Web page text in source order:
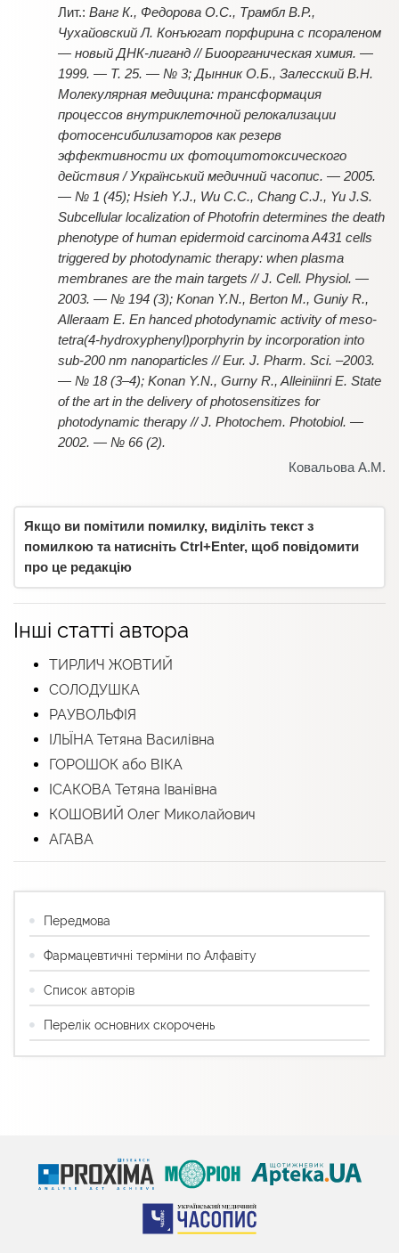
Ванг К., Федорова О.С., Трамбл В.Р.,
Чухайовский Л. Конъюгат порфирина с псораленом
— новый ДНК-лиганд // Биоорганическая химия. —
1999. — Т. 25. — № 3; Дынник О.Б., Залесский В.Н.
Молекулярная медицина: трансформация
процессов внутриклеточной релокализации
фотосенсибилизаторов как резерв
эффективности их фотоцитотоксического
действия / Український медичний часопис. — 2005.
— № 1 (45); Hsieh Y.J., Wu C.C., Chang C.J., Yu J.S.
Subcellular localization of Photofrin determines the death
phenotype of human epidermoid carcinoma A431 cells
triggered by photodynamic therapy: when plasma
membranes are the main targets // J. Cell. Physiol. —
2003. — № 194 (3); Konan Y.N., Berton M., Guniy R.,
Alleraam E. En hanced photodynamic activity of meso-
tetra(4-hydroxyphenyl)porphyrin by incorporation into
sub-200 nm nanoparticles // Eur. J. Pharm. Sci. –2003.
— № 18 (3–4); Konan Y.N., Gurny R., Alleiniinri E. State
of the art in the delivery of photosensitizes for
photodynamic therapy // J. Photochem. Photobiol. —
2002. — № 66 (2).
Ковальова А.М.
Якщо ви помітили помилку, виділіть текст з
помилкою та натисніть Ctrl+Enter, щоб повідомити
про це редакцію
Інші статті автора
ТИРЛИЧ ЖОВТИЙ
СОЛОДУШКА
РАУВОЛЬФІЯ
ІЛЬЇНА Тетяна Василівна
ГОРОШОК або ВІКА
ІСАКОВА Тетяна Іванівна
КОШОВИЙ Олег Миколайович
АГАВА
Передмова
Фармацевтичні терміни по Алфавіту
Список авторів
Перелік основних скорочень